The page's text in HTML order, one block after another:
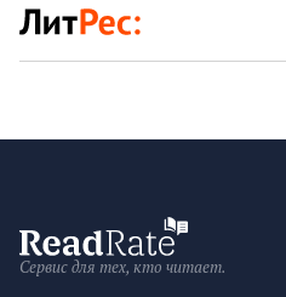
Сервис для тех, кто читает.